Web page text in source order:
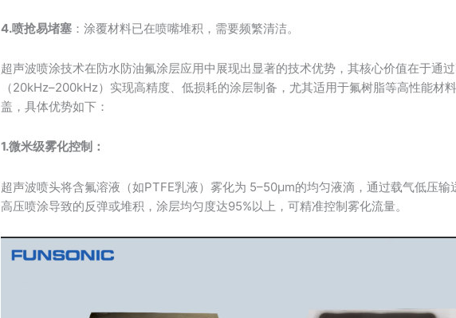
4.喷抢易堵塞 ：涂覆材料已在喷嘴堆积，需要频繁清洁。
超声波喷涂技术在防水防油氟涂层应用中展现出显著的技术优势，其核心价值在于通
（20kHz–200kHz）实现高精度、低损耗的涂层制备，尤其适用于氟树脂等高性能材
盖，具体优势如下：
1.微米级雾化控制：
超声波喷头将含氟溶液（如PTFE乳液）雾化为 5–50μm的均匀液滴，通过载气低压输
高压喷涂导致的反弹或堆积，涂层均匀度达95%以上，可精准控制雾化流量。